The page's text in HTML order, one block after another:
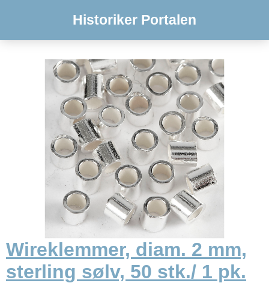
Historiker Portalen
Wireklemmer, diam. 2 mm,
sterling sølv, 50 stk./ 1 pk.